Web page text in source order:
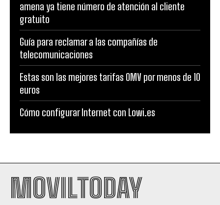
amena ya tiene número de atención al cliente
gratuito
Guía para reclamar a las compañías de
telecomunicaciones
Estas son las mejores tarifas OMV por menos de 10
euros
Cómo configurar Internet con Lowi.es
MOVILTODAY